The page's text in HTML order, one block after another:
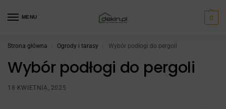
MENU 0
Strona główna Ogrody i tarasy Wybór podłogi do pergoli
Wybór podłogi do pergoli
18 KWIETNIA, 2025